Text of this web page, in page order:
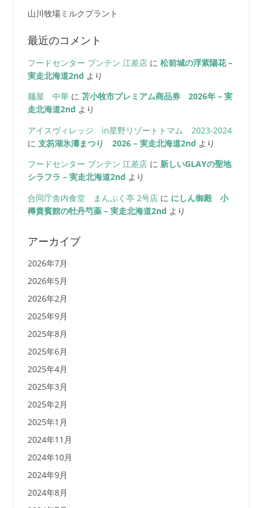
山川牧場ミルクプラント
最近のコメント
フードセンター ブンテン 江差店に 松前城の浮紫陽花 –
実走北海道2nd より
麺屋 中華に 苫小牧市プレミアム商品券 2026年 – 実
走北海道2nd より
アイスヴィレッジ in星野リゾートトマム 2023-2024
に 支笏湖氷濤まつり 2026 – 実走北海道2nd より
フードセンター ブンテン 江差店に 新しいGLAYの聖地
シラフラ – 実走北海道2nd より
合同庁舎内食堂 まんぷく亭 2号店に にしん御殿 小
樽貴賓館の牡丹芍薬 – 実走北海道2nd より
アーカイブ
2026年7月
2026年5月
2026年2月
2025年9月
2025年8月
2025年6月
2025年4月
2025年3月
2025年2月
2025年1月
2024年11月
2024年10月
2024年9月
2024年8月